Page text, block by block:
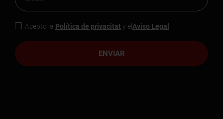
ENVIAR
Acepto la Política de privacitat y el Aviso Legal